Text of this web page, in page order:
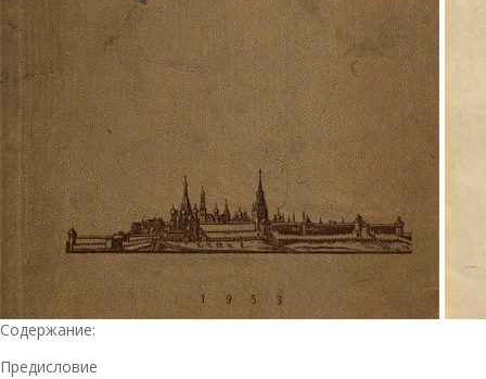
Содержание:
Предисловие